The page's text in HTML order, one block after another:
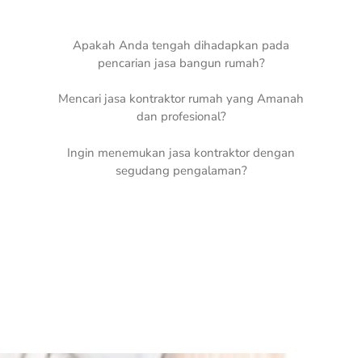
Apakah Anda tengah dihadapkan pada
pencarian jasa bangun rumah?
Mencari jasa kontraktor rumah yang Amanah
dan profesional?
Ingin menemukan jasa kontraktor dengan
segudang pengalaman?